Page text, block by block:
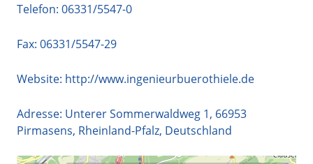
Telefon: 06331/5547-0
Fax: 06331/5547-29
Website: http://www.ingenieurbuerothiele.de
Adresse: Unterer Sommerwaldweg 1, 66953
Pirmasens, Rheinland-Pfalz, Deutschland